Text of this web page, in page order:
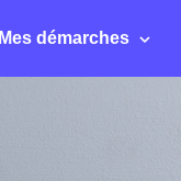
Mes démarches